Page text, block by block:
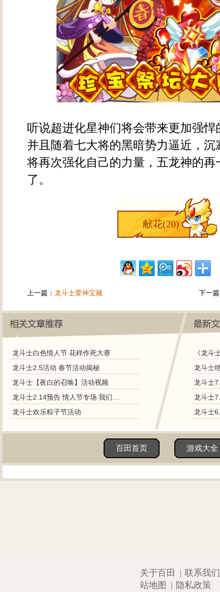
听说超进化星神们将会带来更加强悍
并且随着七大将的黑暗势力逼近，沉
将再次强化自己的力量，五龙神的再
了。
献花(20)
上一篇： 龙斗士爱神宝藏 下一
龙斗士白色情人节 花样作死大赛
龙斗士2.5活动 春节活动揭秘
龙斗士【夜白的召唤】活动视频
龙斗士2.14预告 情人节专场 我们契约吧
龙斗士欢乐粽子节活动
《龙斗
龙斗士
龙斗士
龙斗士
百田首页 游戏大全
关于百田 | 联系我们
站地图
| 隐私政策